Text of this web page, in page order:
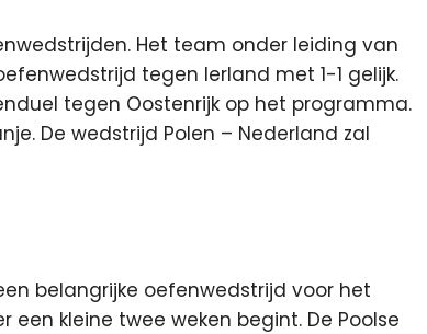
Het team onder leiding van
tegen Ierland met 1-1 gelijk.
tegen Oostenrijk op het programma.
De wedstrijd Polen – Nederland zal
belangrijke oefenwedstrijd voor het
een kleine twee weken begint. De Poolse